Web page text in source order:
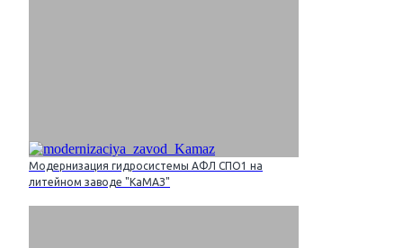
Модернизация гидросистемы АФЛ СПО1 на
литейном заводе "КаМАЗ"